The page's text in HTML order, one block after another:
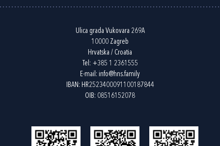
Ulica grada Vukovara 269A
10000 Zagreb
Hrvatska / Croatia
Tel: +385 1 2361555
E-mail: info@hns.family
IBAN: HR2523400091100187844
OIB: 08516152078